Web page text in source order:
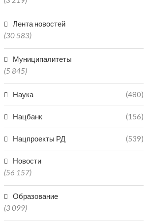
Лента новостей
(30 583)
Муниципалитеты
(5 845)
Наука (480)
Нацбанк (156)
Нацпроекты РД (539)
Новости
(56 157)
Образование
(3 099)